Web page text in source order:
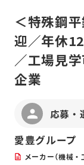
＜特殊鋼
迎／年休
／工場見
企業
応募・
愛豊グループ
メーカー（機械・